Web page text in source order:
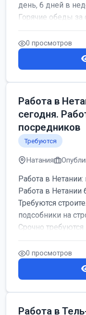
день, 6 дней в
Горячие обеды за
0 просмотров
Работа в
сегодня.
посредников
Требуются
Натания
Работа в
Работа в Нетании
Требуются
подсобники на
Срочно требуются
0 просмотров
Работа в